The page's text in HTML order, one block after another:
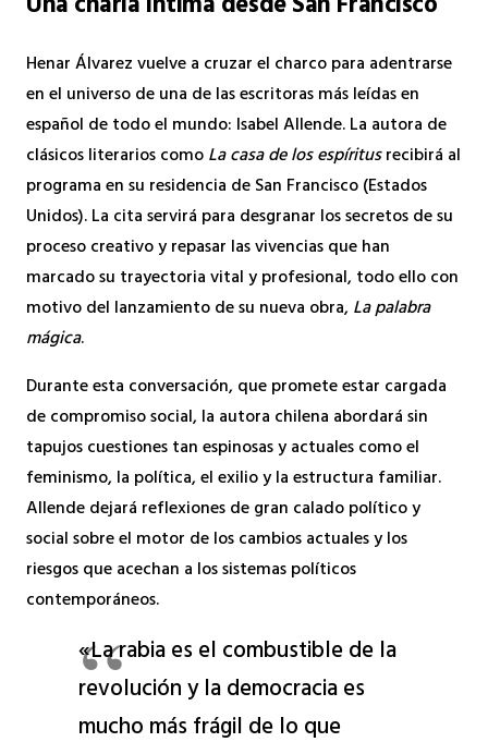
Henar Álvarez vuelve a cruzar el charco para adentrarse
en el universo de una de las escritoras más leídas en
español de todo el mundo: Isabel Allende. La autora de
clásicos literarios comoLa casa de los espíritusrecibirá al
programa en su residencia de San Francisco (Estados
Unidos). La cita servirá para desgranar los secretos de su
proceso creativo y repasar las vivencias que han
marcado su trayectoria vital y profesional, todo ello con
motivo del lanzamiento de su nueva obra,La palabra
mágica.
Durante esta conversación, que promete estar cargada
de compromiso social, la autora chilena abordará sin
tapujos cuestiones tan espinosas y actuales como el
feminismo, la política, el exilio y la estructura familiar.
Allende dejará reflexiones de gran calado político y
social sobre el motor de los cambios actuales y los
riesgos que acechan a los sistemas políticos
contemporáneos.
«La rabia es el combustible de la
revolución y la democracia es
mucho más frágil de lo que